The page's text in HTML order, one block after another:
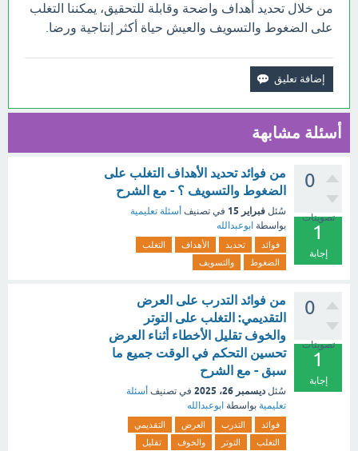
من خلال تحديد أهداف واضحة وقابلة للتحقيق، يمكننا التغلب
على الضغوط والتسويف والعيش حياة أكثر إنتاجية ورضا.
أسئلة مشابهة
0
تصويتات
1
إجابة
من فوائد تحديد الأهداف التغلب على
الضغوط والتسويف ؟ - مع الشرح
سُئل فبراير 15 في تصنيف أسئلة تعليمية
بواسطة ابوعبدالله
فوائد تحديد الأهداف
التغلب
الضغوط
والتسويف
0
تصويتات
1
إجابة
من فوائد التدرب على العرض
التقديمي: التغلب على التوتر
والخوف تقليل الأخطاء أثناء العرض
تحسين التحكم في الوقت جميع ما
سبق - مع الشرح
سُئل ديسمبر 26، 2025 في تصنيف أسئلة
تعليمية بواسطة ابوعبدالله
فوائد التدرب العرض
التقديمي
التغلب
التوتر والخوف
تقليل